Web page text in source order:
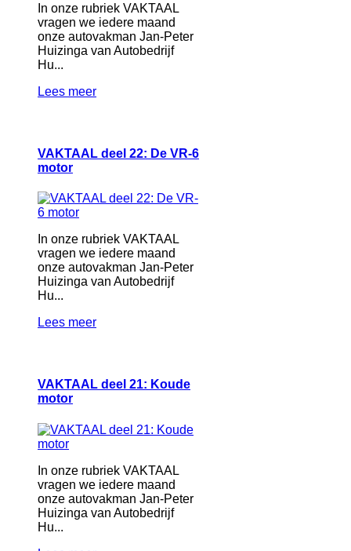
In onze rubriek VAKTAAL
vragen we iedere maand
onze autovakman Jan-Peter
Huizinga van Autobedrijf
Hu...
Lees meer
VAKTAAL deel 22: De VR-6
motor
In onze rubriek VAKTAAL
vragen we iedere maand
onze autovakman Jan-Peter
Huizinga van Autobedrijf
Hu...
Lees meer
VAKTAAL deel 21: Koude
motor
In onze rubriek VAKTAAL
vragen we iedere maand
onze autovakman Jan-Peter
Huizinga van Autobedrijf
Hu...